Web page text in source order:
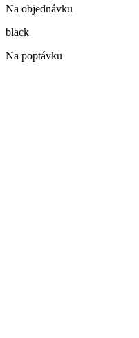
Na objednávku
black
Na poptávku